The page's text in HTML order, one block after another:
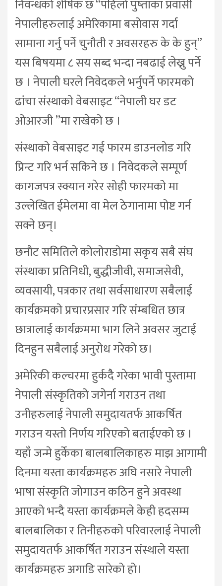
निवन्धको शीर्षक छ “पहिलो पुष्ताका प्रवासी
नेपालीहरुलाई अमेरिकामा बसोवास गर्दा
सामाना गर्नु पर्ने चुनौती र अवसरहरु के के हुन्”
यस बिषयमा ८ सय सब्द भन्दा नबढाई लेख्नु पर्ने
छ । नेपाली घरले निवेदकले भर्नुपर्ने फारमको
ढांचा संस्थाको वेबसाइट “नेपाली घर डट
ओआरजी ”मा राखेको छ ।
संस्थाको वेबसाइट गई फारम डाउनलोड गरि
प्रिन्ट गरि भर्न सकिने छ । निवेदकले सम्पूर्ण
कागजपत्र स्क्यान गरेर सोही फारमको मा
उल्लेखित ईमेलमा वा मेल ठेगानामा पोष्ट गर्न
सक्ने छन्।
छनौट समितिले कोलोराडोमा सकृय सबै संघ
संस्थाका प्रतिनिधी, बुद्धीजीवी, समाजसेवी,
व्यवसायी, पत्रकार तथा सर्वसाधारण सबैलाई
कार्यक्रमको प्रचारप्रसार गरि संम्बधित छात्र
छात्रालाई कार्यक्रममा भाग लिने अवसर जुटाई
दिनहुन सबैलाई अनुरोध गरेको छ।
अमेरिकी कल्चरमा हुर्कदैै गरेका भावी पुस्तामा
नेपाली संस्कृतिको जगेर्ना गराउन तथा
उनीहरुलाई नेपाली समुदायतर्फ आकर्षित
गराउन यस्तो निर्णय गरिएको बताईएको छ ।
यहाँ जन्मे हुर्केका बालबालिकाहरु माझ आगामी
दिनमा यस्ता कार्यक्रमहरु अघि नसारे नेपाली
भाषा संस्कृति जोगाउन कठिन हुने अवस्था
आएको भन्दै यस्ता कार्यक्रमले केही हदसम्म
बालबालिका र तिनीहरुको परिवारलाई नेपाली
समुदायतर्फ आकर्षित गराउन संस्थाले यस्ता
कार्यक्रमहरु अगाडि सारेको हो।